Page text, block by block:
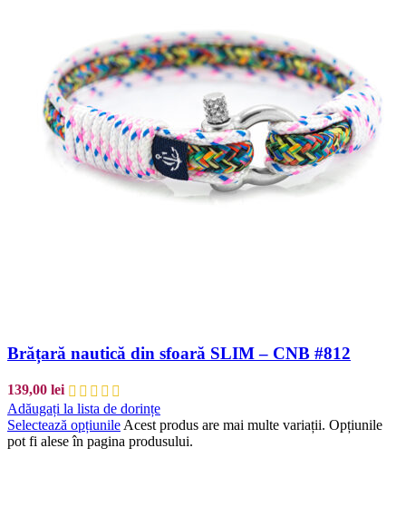
Brățară nautică din sfoară SLIM – CNB #812
139,00 lei
Adăugați la lista de dorințe
Selectează opțiunile Acest produs are mai multe variații. Opțiunile
pot fi alese în pagina produsului.